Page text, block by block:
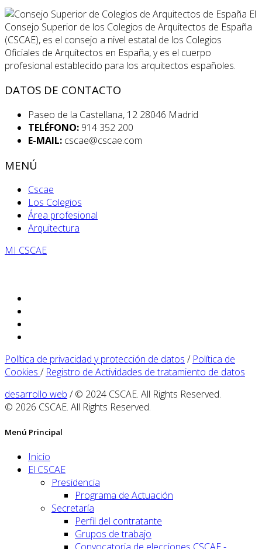
El
Consejo Superior de los Colegios de Arquitectos de España
(CSCAE), es el consejo a nivel estatal de los Colegios
Oficiales de Arquitectos en España, y es el cuerpo
profesional establecido para los arquitectos españoles.
DATOS DE CONTACTO
Paseo de la Castellana, 12 28046 Madrid
TELÉFONO: 914 352 200
E-MAIL: cscae@cscae.com
MENÚ
Cscae
Los Colegios
Área profesional
Arquitectura
MI CSCAE
Política de privacidad y protección de datos / Política de
Cookies / Registro de Actividades de tratamiento de datos
desarrollo web / © 2024 CSCAE. All Rights Reserved.
© 2026 CSCAE. All Rights Reserved.
Menú Principal
Inicio
El CSCAE
Presidencia
Programa de Actuación
Secretaría
Perfil del contratante
Grupos de trabajo